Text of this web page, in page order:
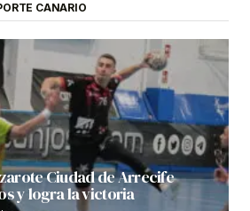
CANARIO
Ciudad de Arrecife
y logra la victoria